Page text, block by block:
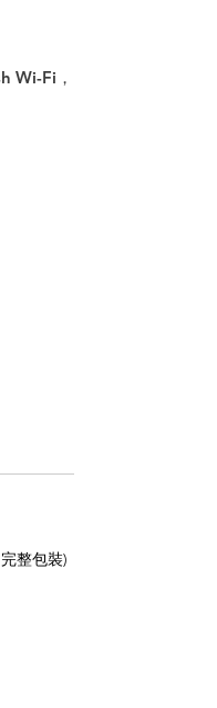
Wi-Fi，
整包裝)